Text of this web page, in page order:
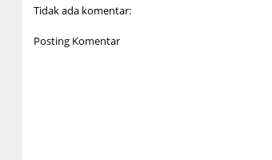
Tidak ada komentar:
Posting Komentar